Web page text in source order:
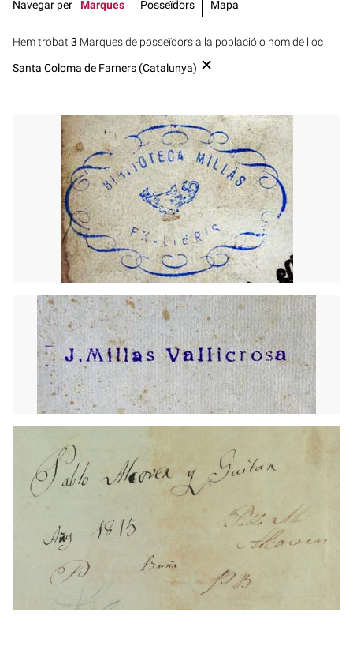
Hem trobat 3 Marques de posseïdors a la població o nom de lloc
Santa Coloma de Farners (Catalunya)
Navegar per Marques Posseïdors Mapa